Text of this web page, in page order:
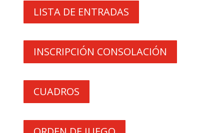
LISTA DE ENTRADAS
INSCRIPCIÓN CONSOLACIÓN
CUADROS